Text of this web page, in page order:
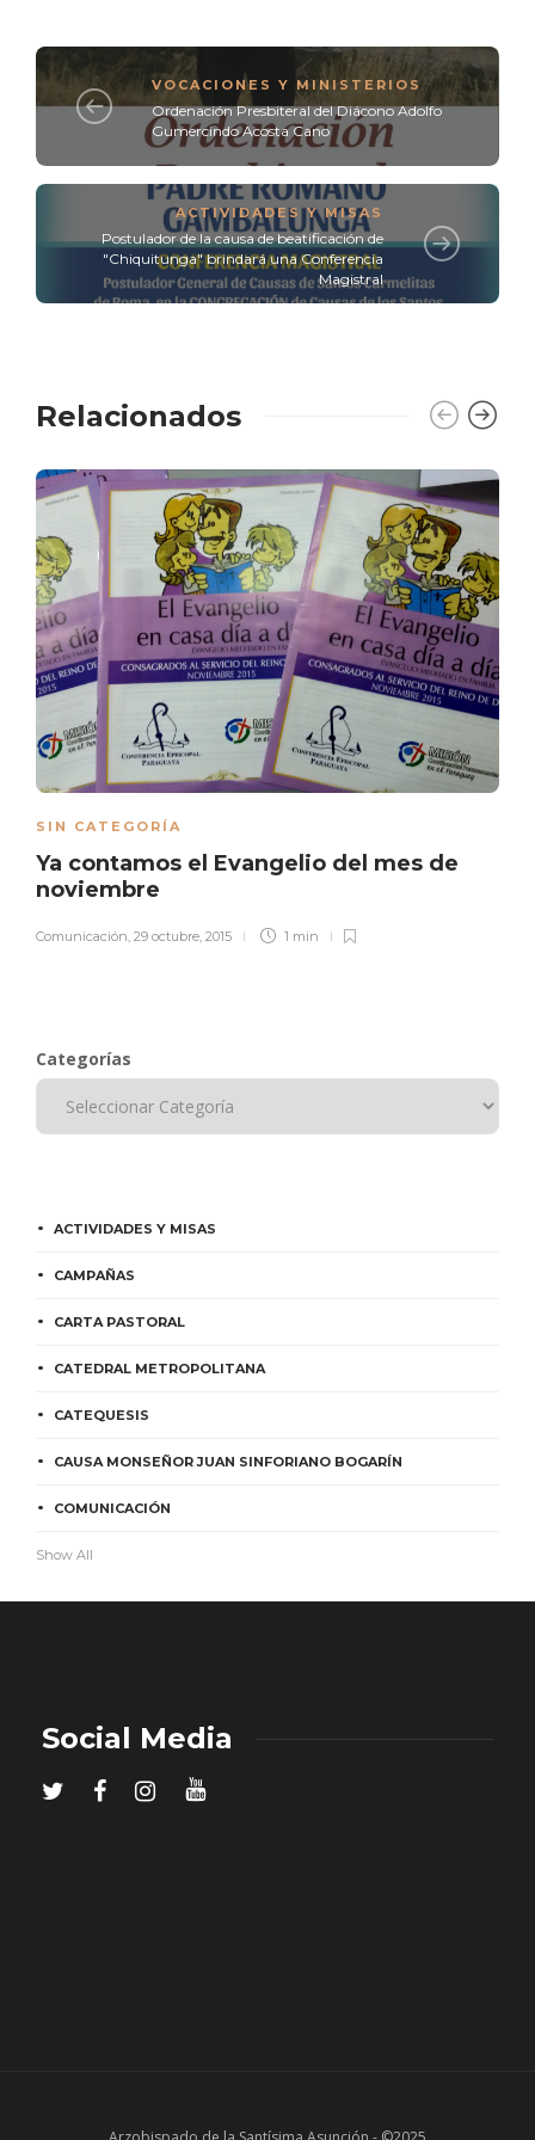
VOCACIONES Y MINISTERIOS
Ordenación Presbiteral del Diácono Adolfo
Gumercindo Acosta Cano
ACTIVIDADES Y MISAS
Postulador de la causa de beatificación de
"Chiquitunga" brindará una Conferencia
Magistral
Relacionados
SIN CATEGORÍA
Ya contamos el Evangelio del mes de
noviembre
Comunicación, 29 octubre, 2015 1 min
Categorías
ACTIVIDADES Y MISAS
CAMPAÑAS
CARTA PASTORAL
CATEDRAL METROPOLITANA
CATEQUESIS
CAUSA MONSEÑOR JUAN SINFORIANO BOGARÍN
COMUNICACIÓN
Show All
Social Media